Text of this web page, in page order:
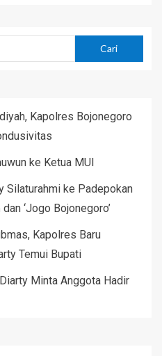
Kapolres Bojonegoro
ke Ketua MUI
Silaturahmi ke Padepokan
‘Jogo Bojonegoro’
Kapolres Baru
Temui Bupati
Minta Anggota Hadir